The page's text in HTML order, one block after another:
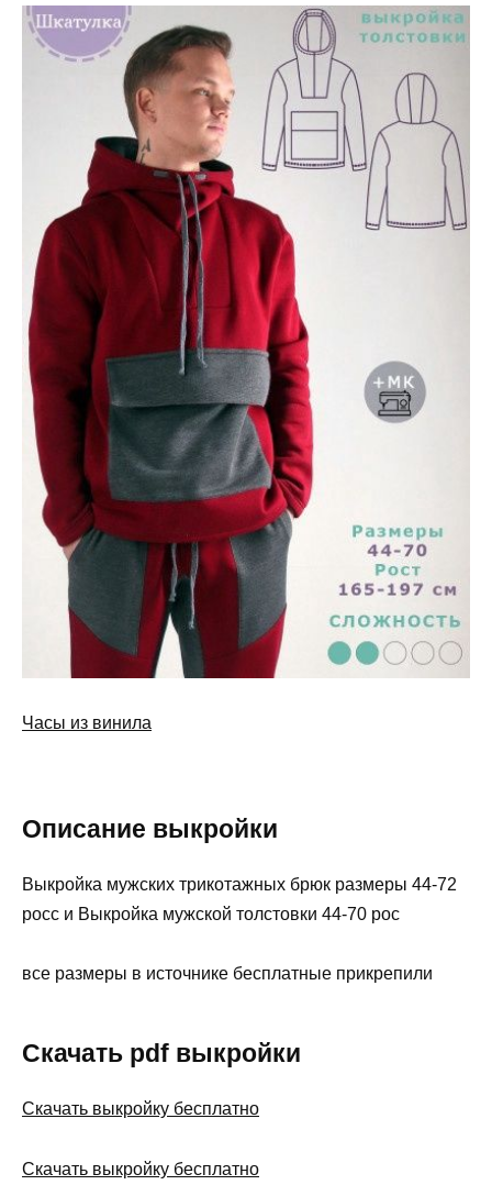
Часы из винила
Описание выкройки
Выкройка мужских трикотажных брюк размеры 44-72
росс и Выкройка мужской толстовки 44-70 рос
все размеры в источнике бесплатные прикрепили
Скачать pdf выкройки
Скачать выкройку бесплатно
Скачать выкройку бесплатно